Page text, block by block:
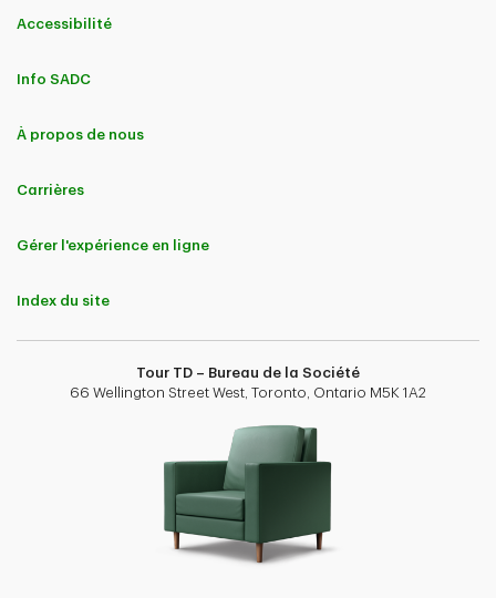
Accessibilité
Info SADC
À propos de nous
Carrières
Gérer l'expérience en ligne
Index du site
Tour TD – Bureau de la Société
66 Wellington Street West, Toronto, Ontario M5K 1A2